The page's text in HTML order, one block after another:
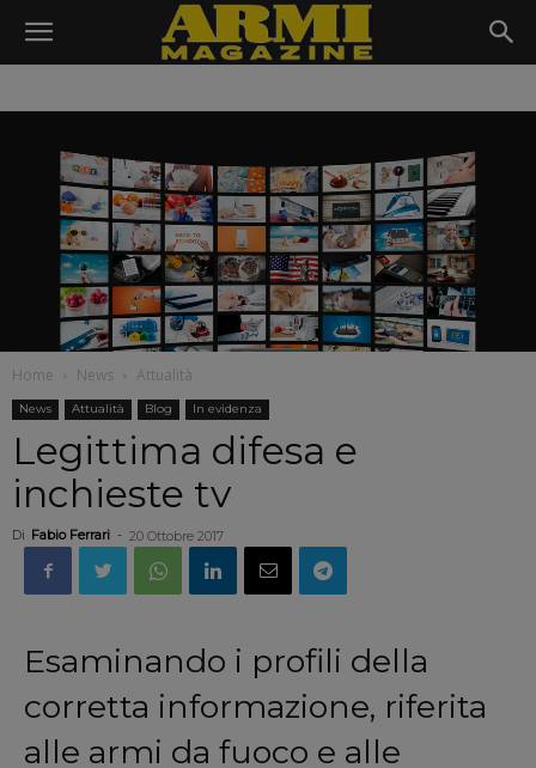
Home News Attualità
News Attualità Blog In evidenza
Legittima difesa e
inchieste tv
Di Fabio Ferrari - 20 Ottobre 2017
Esaminando i profili della
corretta informazione, riferita
alle armi da fuoco e alle